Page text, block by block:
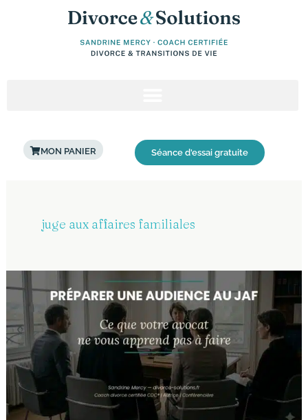
MON PANIER Séance d'essai gratuite
juge aux affaires familiales
Comment
préparer
une
audience
au
JAF
: